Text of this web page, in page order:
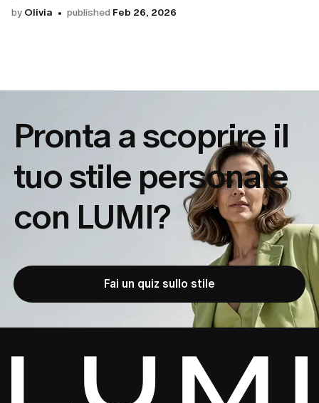
by Olivia published Feb 26, 2026
Pronta a scoprire il
tuostile personale
con LUMI?
Fai un quiz sullo stile